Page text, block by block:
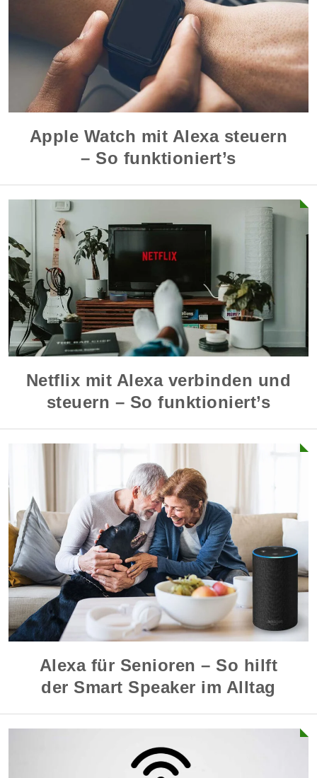
Apple Watch mit Alexa steuern
– So funktioniert’s
Netflix mit Alexa verbinden und
steuern – So funktioniert’s
Alexa für Senioren – So hilft
der Smart Speaker im Alltag